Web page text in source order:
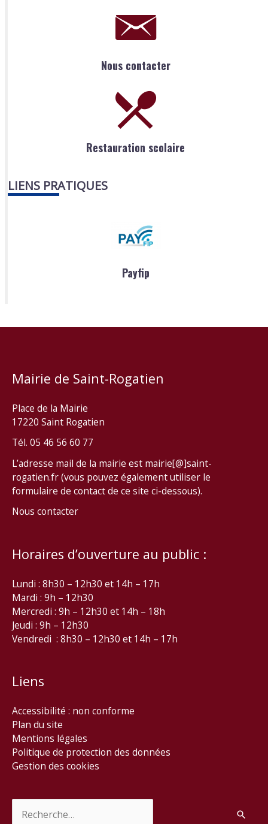
Nous contacter
Restauration scolaire
LIENS PRATIQUES
Payfip
Mairie de Saint-Rogatien
Place de la Mairie
17220 Saint Rogatien
Tél. 05 46 56 60 77
L’adresse mail de la mairie est mairie[@]saint-
rogatien.fr (vous pouvez également utiliser le
formulaire de contact de ce site ci-dessous).
Nous contacter
Horaires d’ouverture au public :
Lundi : 8h30 – 12h30 et 14h – 17h
Mardi : 9h – 12h30
Mercredi : 9h – 12h30 et 14h – 18h
Jeudi : 9h – 12h30
Vendredi : 8h30 – 12h30 et 14h – 17h
Liens
Accessibilité : non conforme
Plan du site
Mentions légales
Politique de protection des données
Gestion des cookies